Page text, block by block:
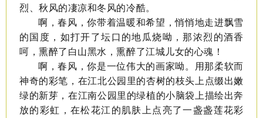
烈、秋风的凄凉和冬风的冷酷。
啊，春风，你带着温暖和希望，悄悄地走进飘雪
的国度，如打开了坛口的地瓜烧呦，那浓烈的酒香
呵，熏醉了白山黑水，熏醉了江城儿女的心魂！
啊，春风，你是一位伟大的画家呦。用那柔软而
神奇的彩笔，在江北公园里的杏树的枝头上点缀出嫩
绿的新芽，在江南公园里的绿植的小脑袋上描绘出奔
放的彩虹，在松花江的肌肤上点亮了一盏盏莲花彩